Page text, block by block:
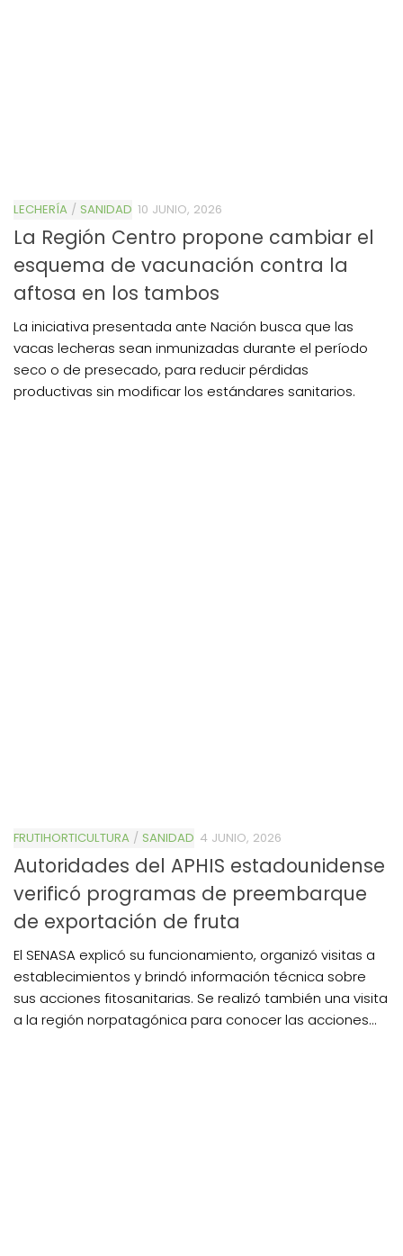
LECHERÍA / SANIDAD 10 JUNIO, 2026
La Región Centro propone cambiar el
esquema de vacunación contra la
aftosa en los tambos
La iniciativa presentada ante Nación busca que las
vacas lecheras sean inmunizadas durante el período
seco o de presecado, para reducir pérdidas
productivas sin modificar los estándares sanitarios.
FRUTIHORTICULTURA / SANIDAD 4 JUNIO, 2026
Autoridades del APHIS estadounidense
verificó programas de preembarque
de exportación de fruta
El SENASA explicó su funcionamiento, organizó visitas a
establecimientos y brindó información técnica sobre
sus acciones fitosanitarias. Se realizó también una visita
a la región norpatagónica para conocer las acciones...